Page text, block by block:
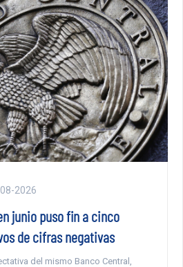
2026
junio puso fin a cinco
de cifras negativas
del mismo Banco Central,